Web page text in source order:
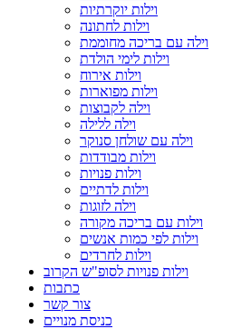
וילות יוקרתיות
וילות לחתונה
וילה עם בריכה מחוממת
וילות לימי הולדת
וילות אירוח
וילות מפוארות
וילה לקבוצות
וילה ללילה
וילה עם שולחן סנוקר
וילות מבודדות
וילות פנויות
וילות לדתיים
וילה לזוגות
וילות עם בריכה מקורה
וילות לפי כמות אנשים
וילות לחרדים
וילות פנויות לסופ"ש הקרוב
כתבות
צור קשר
כניסת מנויים